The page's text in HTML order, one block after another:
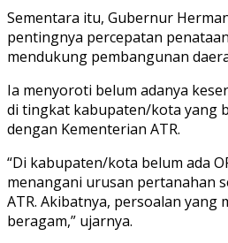
Sementara itu, Gubernur
pentingnya percepatan
mendukung pembangunan
Ia menyoroti belum adanya
di tingkat kabupaten/kota yang
dengan Kementerian ATR.
“Di kabupaten/kota belum ada
menangani urusan pertanahan
ATR. Akibatnya, persoalan yang
beragam,” ujarnya.